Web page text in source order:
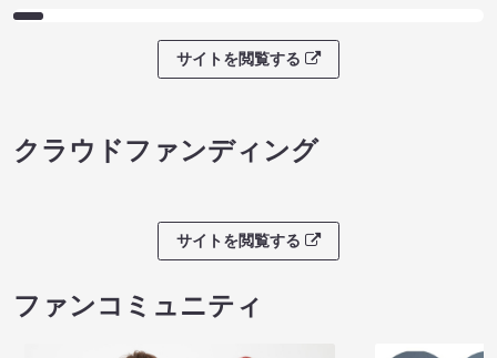
サイトを閲覧する
クラウドファンディング
サイトを閲覧する
ファンコミュニティ